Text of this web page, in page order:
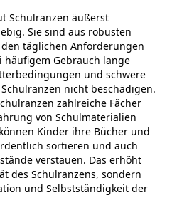
Schulranzen äußerst
Sie sind aus robusten
täglichen Anforderungen
Gebrauch lange
und schwere
nicht beschädigen.
zahlreiche Fächer
von Schulmaterialien
Kinder ihre Bücher und
sortieren und auch
verstauen. Das erhöht
des Schulranzens, sondern
und Selbstständigkeit der